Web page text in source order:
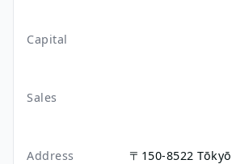
Capital
Sales
Address 〒150-8522